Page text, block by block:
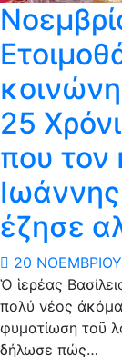
25
που τον
έζησε
20
Ὁ ἱερέας
πολύ νέος
φυματίωση τοῦ
δήλωσε πώς…